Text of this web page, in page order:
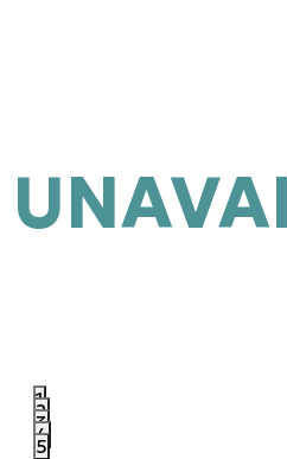
1
2
3
4
5